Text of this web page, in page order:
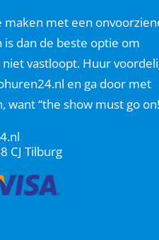
met een
dan de beste optie om
vastloopt. Huur
en ga door met
want “the show must go
CJ Tilburg